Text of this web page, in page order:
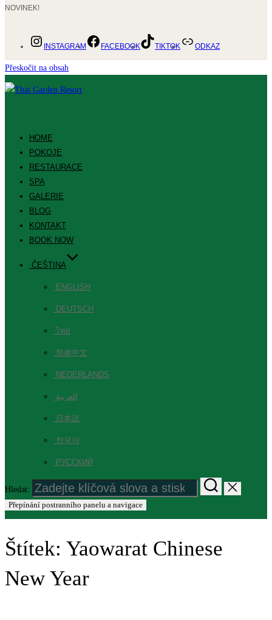
NOVINEK!
INSTAGRAM FACEBOOK TIKTOK ODKAZ
Přeskočit na obsah
HOME
POKOJE
RESTAURACE
SPA
GALERIE
BLOG
KONTAKT
BOOK NOW
ČEŠTINA
ENGLISH
DEUTSCH
ไทย
简体中文
NEDERLANDS
العربية
日本語
한국어
РУССКИЙ
Hledat:
Přepínání postranního panelu a navigace
Štítek: Yaowarat Chinese
New Year